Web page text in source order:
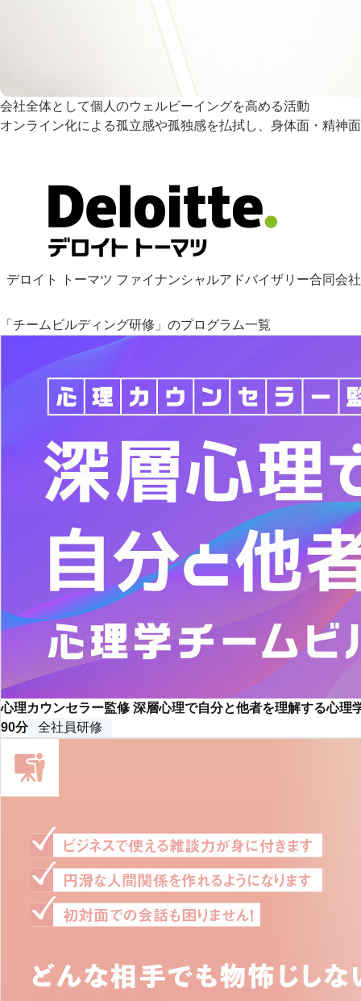
会社全体として個人のウェルビーイングを高める活動
オンライン化による孤立感や孤独感を払拭し、身体面・精神
デロイト トーマツ ファイナンシャルアドバイザリー合同会社
「チームビルディング研修」のプログラム一覧
心理カウンセラー監修 深層心理で自分と他者を理解する心理
90分
全社員研修